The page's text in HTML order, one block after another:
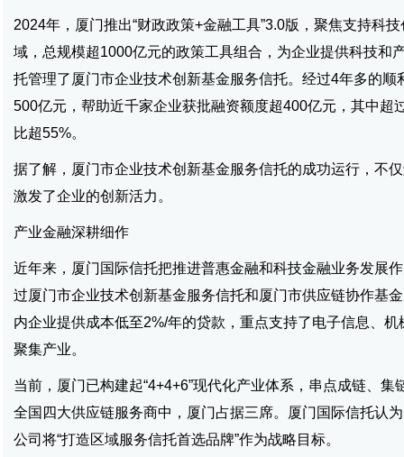
2024年，厦门推出“财政政策+金融工具”3.0版，聚焦支持科
域，总规模超1000亿元的政策工具组合，为企业提供科技和
托管理了厦门市企业技术创新基金服务信托。经过4年多的
500亿元，帮助近千家企业获批融资额度超400亿元，其中超
比超55%。
据了解，厦门市企业技术创新基金服务信托的成功运行，不
激发了企业的创新活力。
产业金融深耕细作
近年来，厦门国际信托把推进普惠金融和科技金融业务发展
过厦门市企业技术创新基金服务信托和厦门市供应链协作基
内企业提供成本低至2%/年的贷款，重点支持了电子信息、
聚集产业。
当前，厦门已构建起“4+4+6”现代化产业体系，串点成链、
全国四大供应链服务商中，厦门占据三席。厦门国际信托认
公司将“打造区域服务信托首选品牌”作为战略目标。